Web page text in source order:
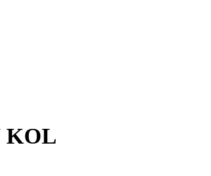
KOL